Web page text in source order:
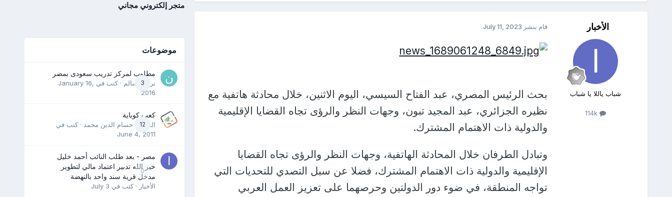
الأخبار
شباب ياللا يا شباب
114k
قام بنشر July 11, 2023
بحث الرئيس المصري، عبد الفتاح السيسي، اليوم الاثنين، خلال محادثة هاتفية مع
نظيره الجزائري، عبد المجيد تبون، وجهات النظر والرؤى تجاه القضايا الإقليمية
والدولية ذات الاهتمام المشترك.
وتبادل الطرفان خلال المحادثة الهاتفية، وجهات النظر والرؤى تجاه القضايا
الإقليمية والدولية ذات الاهتمام المشترك، فضلا عن سبل التصدي للتحديات التي
تواجه المنطقة، في ضوء دور الدولتين وحرصهما على تعزيز العمل العربي
متجر إلكتروني مجاني
موضوعات
3
مطلوب لمركز تدريب سعودى بمصر
نرمين سالم · كتب في January 16,
2016
12
كعب كوباية
المدرب حسام الدين محمد · كتب في
June 4, 2011
0
مصر - بعد طلب النائب أحمد خليل
خير الله تدبير اعتماد مالي لتطوير
مدخل قرية سند واحد بالنهضة
الأخبار · كتب في July 3